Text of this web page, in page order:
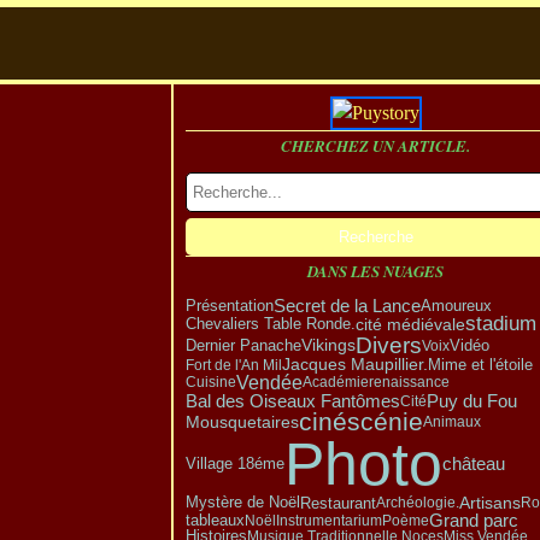
CHERCHEZ UN ARTICLE.
DANS LES NUAGES
PrésentationSecret de la LanceAmoureux
Chevaliers Table Ronde.cité médiévalestadium
Dernier PanacheVikingsDiversVoixVidéo
Fort de l'An MilJacques Maupillier. Mime et l'étoile
CuisineVendéeAcadémierenaissance
Bal des Oiseaux FantômesCitéPuy du Fou
MousquetairescinéscénieAnimaux
Village 18émePhotochâteau
Mystère de Noël RestaurantArchéologie.Artisans
tableauxNoëlInstrumentariumPoèmeGrand parc
Histoires Musique Traditionnelle.NocesMiss Vendée